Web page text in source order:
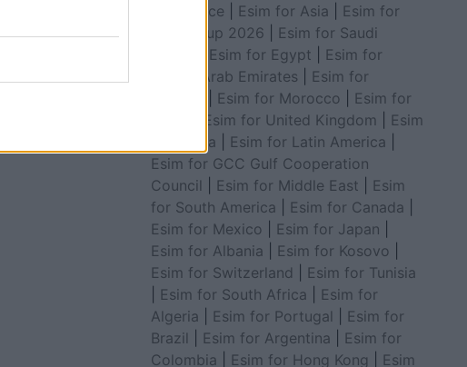
for Greece
Esim for Asia
Esim for
World Cup 2026
Esim for Saudi
Esim for Egypt
Esim for
United Arab Emirates
Esim for
Esim for Morocco
Esim for
Esim for United Kingdom
Esim
for Africa
Esim for Latin America
Esim for GCC Gulf Cooperation
Council
Esim for Middle East
Esim
for South America
Esim for Canada
Esim for Mexico
Esim for Japan
Esim for Albania
Esim for Kosovo
Esim for Switzerland
Esim for Tunisia
Esim for South Africa
Esim for
Algeria
Esim for Portugal
Esim for
Brazil
Esim for Argentina
Esim for
Colombia
Esim for Hong Kong
Esim